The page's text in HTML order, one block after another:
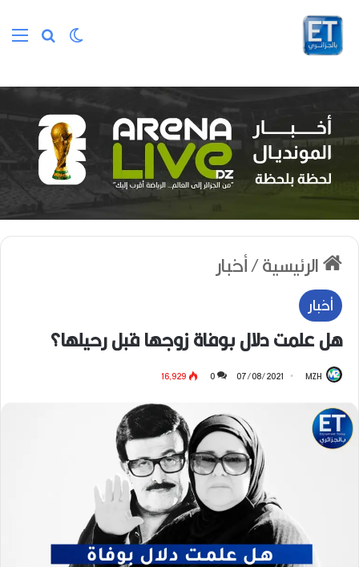
بحث عن
الوضع المظلم
الرئيسية/أخبار
أخبار
هل علمت دلال بوفاة زوجها قبل رحيلها؟
MZH
07/08/2021
0 16٬929